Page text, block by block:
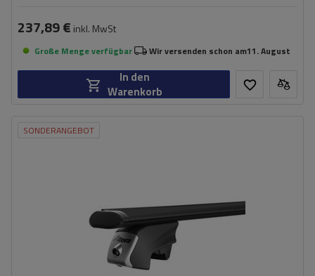
237,89 € inkl. MwSt
Große Menge verfügbar Wir versenden schon am11. August
In den
Warenkorb
SONDERANGEBOT